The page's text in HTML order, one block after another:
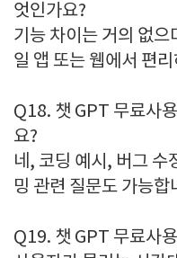
엇인가요?
기능 차이는 거의 없
일 앱 또는 웹에서 편
Q18. 챗 GPT 무료사
요?
네, 코딩 예시, 버그 수
밍 관련 질문도 가능합
Q19. 챗 GPT 무료사